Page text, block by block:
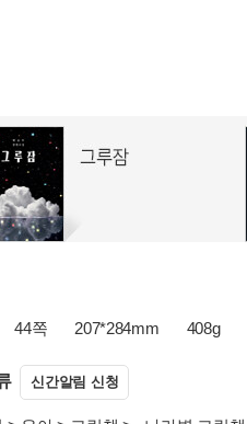
44쪽 207*284mm 408g
신간알림 신청